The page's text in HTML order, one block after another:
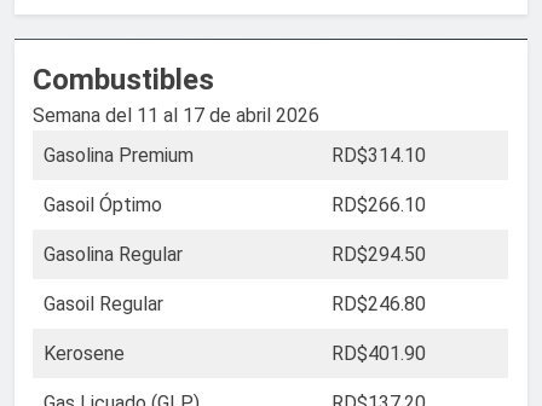
Combustibles
Semana del 11 al 17 de abril 2026
Gasolina Premium
RD$314.10
Gasoil Óptimo RD$266.10
Gasolina Regular RD$294.50
Gasoil Regular RD$246.80
Kerosene RD$401.90